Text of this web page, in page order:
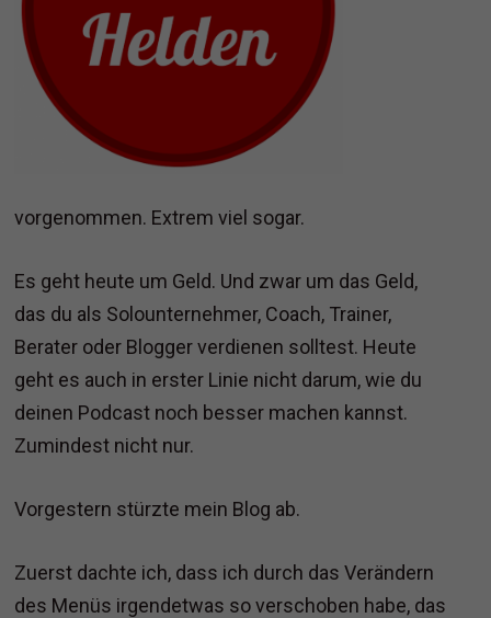
vorgenommen. Extrem viel sogar.
Es geht heute um Geld. Und zwar um das Geld,
das du als Solounternehmer, Coach, Trainer,
Berater oder Blogger verdienen solltest. Heute
geht es auch in erster Linie nicht darum, wie du
deinen Podcast noch besser machen kannst.
Zumindest nicht nur.
Vorgestern stürzte mein Blog ab.
Zuerst dachte ich, dass ich durch das Verändern
des Menüs irgendetwas so verschoben habe, das